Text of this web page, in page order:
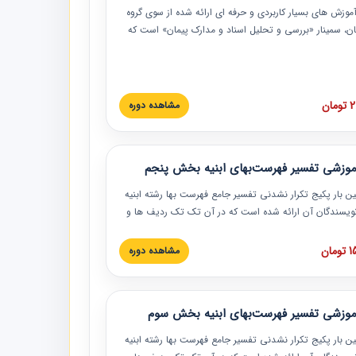
های بسیار کاربردی و حرفه‏ ای ارائه شده از سوی گروه
سمینار «بررسی و تحلیل اسناد و مدارک پیمان» است که
این خصوص ارائه شده است.
مشاهده دوره
تفسیر فهرست‌بهای ابنیه بخش پنجم
بار پکیج تکرار نشدنی تفسیر جامع فهرست بها رشته ابنیه
نویسندگان آن ارائه شده است که در آن تک تک ردیف ها و
و به همراه تصاویر عملیات اجرایی مرتبط با ردیف های
بها ارائه شده است. این دوره با کلام مهندس
مدیر پروژه مهندسی مشاور در امر بازنگری فهرست
حال فعالیت هستند حتما توصیه می کنیم از مطالب این
نمایند.
مشاهده دوره
تفسیر فهرست‌بهای ابنیه بخش سوم
بار پکیج تکرار نشدنی تفسیر جامع فهرست بها رشته ابنیه